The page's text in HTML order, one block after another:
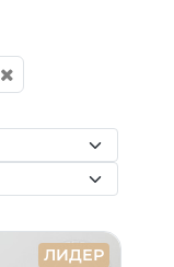
ЛИДЕР